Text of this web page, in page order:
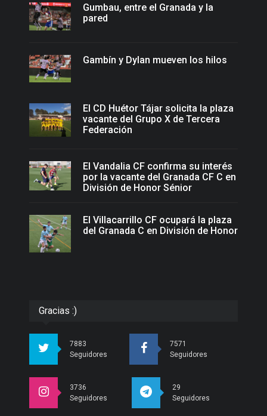
Gumbau, entre el Granada y la
pared
Gambín y Dylan mueven los hilos
El CD Huétor Tájar solicita la plaza
vacante del Grupo X de Tercera
Federación
El Vandalia CF confirma su interés
por la vacante del Granada CF C en
División de Honor Sénior
El Villacarrillo CF ocupará la plaza
del Granada C en División de Honor
Gracias :)
7883
Seguidores
7571
Seguidores
3736
Seguidores
29
Seguidores